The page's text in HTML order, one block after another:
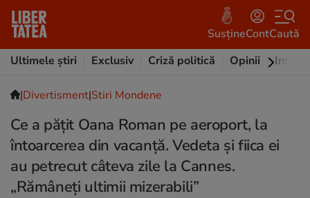
SusțineContCaută
Ultimele știri
Exclusiv Criză politică Opinii
|Divertisment|Stiri Mondene
Ce a pățit Oana Roman pe aeroport, la
întoarcerea din vacanță. Vedeta și fiica ei
au petrecut câteva zile la Cannes.
„Rămâneți ultimii mizerabili”